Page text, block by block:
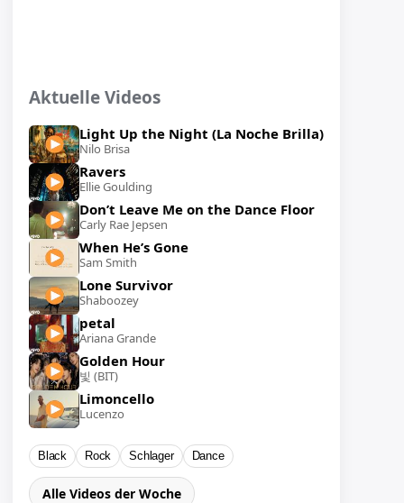
Aktuelle Videos
Light Up the Night (La Noche Brilla)
Nilo Brisa
Ravers
Ellie Goulding
Don’t Leave Me on the Dance Floor
Carly Rae Jepsen
When He’s Gone
Sam Smith
Lone Survivor
Shaboozey
petal
Ariana Grande
Golden Hour
빛 (BIT)
Limoncello
Lucenzo
Black Rock Schlager Dance
Alle Videos der Woche